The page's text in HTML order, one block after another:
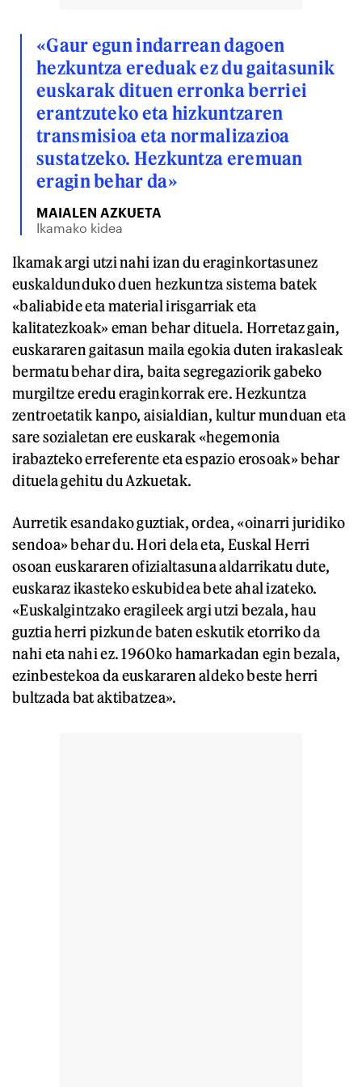
«Gaur egun indarrean dagoen
hezkuntza ereduak ez du gaitasunik
euskarak dituen erronka berriei
erantzuteko eta hizkuntzaren
transmisioa eta normalizazioa
sustatzeko. Hezkuntza eremuan
eragin behar da»
MAIALEN AZKUETA
Ikamako kidea
Ikamak argi utzi nahi izan du eraginkortasunez
euskaldunduko duen hezkuntza sistema batek
«baliabide eta material irisgarriak eta
kalitatezkoak» eman behar dituela. Horretaz gain,
euskararen gaitasun maila egokia duten irakasleak
bermatu behar dira, baita segregaziorik gabeko
murgiltze eredu eraginkorrak ere. Hezkuntza
zentroetatik kanpo, aisialdian, kultur munduan eta
sare sozialetan ere euskarak «hegemonia
irabazteko erreferente eta espazio erosoak» behar
dituela gehitu du Azkuetak.
Aurretik esandako guztiak, ordea, «oinarri juridiko
sendoa» behar du. Hori dela eta, Euskal Herri
osoan euskararen ofizialtasuna aldarrikatu dute,
euskaraz ikasteko eskubidea bete ahal izateko.
«Euskalgintzako eragileek argi utzi bezala, hau
guztia herri pizkunde baten eskutik etorriko da
nahi eta nahi ez. 1960ko hamarkadan egin bezala,
ezinbestekoa da euskararen aldeko beste herri
bultzada bat aktibatzea».